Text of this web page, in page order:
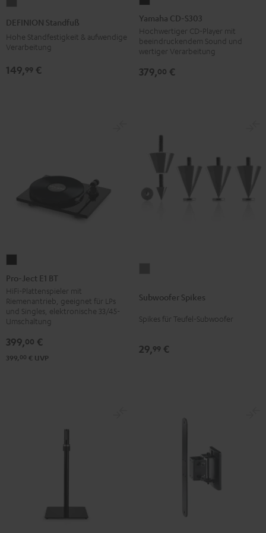
DEFINION Standfuß
Hohe Standfestigkeit & aufwendige
Verarbeitung
149,99 €
CD-
S303
Schwarz
Yamaha CD-S303
Hochwertiger CD-Player mit
beeindruckendem Sound und
wertiger Verarbeitung
379,00 €
Ject
E1
BT
Schwarz
Pro-Ject E1 BT
HiFi-Plattenspieler mit
Riemenantrieb, geeignet für LPs
und Singles, elektronische 33/45-
Umschaltung
399,00 €
399, 00 € UVP
Titan
Subwoofer Spikes
Spikes für Teufel-Subwoofer
29,99 €